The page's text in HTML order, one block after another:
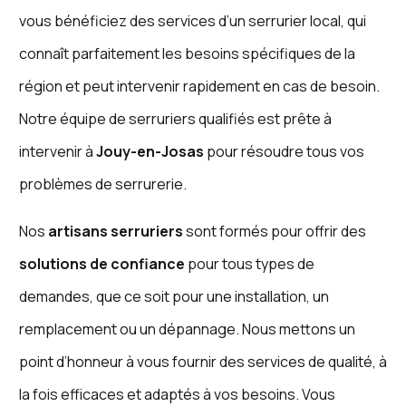
vous bénéficiez des services d’un serrurier local, qui
connaît parfaitement les besoins spécifiques de la
région et peut intervenir rapidement en cas de besoin.
Notre équipe de serruriers qualifiés est prête à
intervenir àJouy-en-Josas pour résoudre tous vos
problèmes de serrurerie.
Nos artisans serrurierssont formés pour offrir des
solutions de confiance pour tous types de
demandes, que ce soit pour une installation, un
remplacement ou un dépannage. Nous mettons un
point d’honneur à vous fournir des services de qualité, à
la fois efficaces et adaptés à vos besoins. Vous